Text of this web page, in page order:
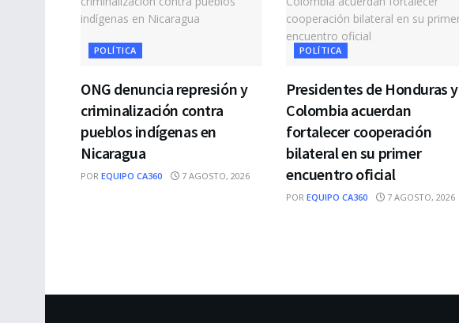
POLÍTICA
ONG denuncia represión y
criminalización contra
pueblos indígenas en
Nicaragua
POR EQUIPO CA360 7 AGOSTO, 2026
POLÍTICA
Presidentes de Honduras y
Colombia acuerdan
fortalecer cooperación
bilateral en su primer
encuentro oficial
POR EQUIPO CA360 7 AGOSTO, 2026